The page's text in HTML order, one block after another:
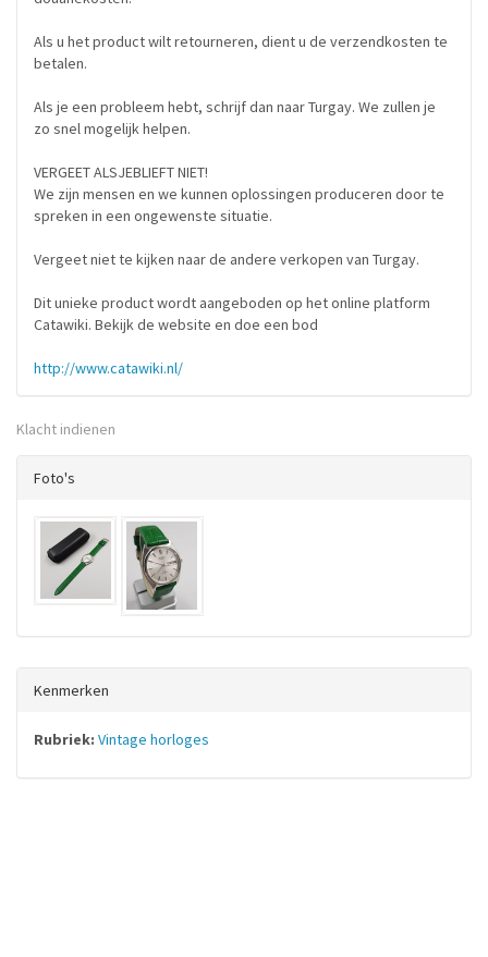
Als u het product wilt retourneren, dient u de verzendkosten te
betalen.
Als je een probleem hebt, schrijf dan naar Turgay. We zullen je
zo snel mogelijk helpen.
VERGEET ALSJEBLIEFT NIET!
We zijn mensen en we kunnen oplossingen produceren door te
spreken in een ongewenste situatie.
Vergeet niet te kijken naar de andere verkopen van Turgay.
Dit unieke product wordt aangeboden op het online platform
Catawiki. Bekijk de website en doe een bod
http://www.catawiki.nl/
Klacht indienen
Foto's
Kenmerken
Rubriek: Vintage horloges